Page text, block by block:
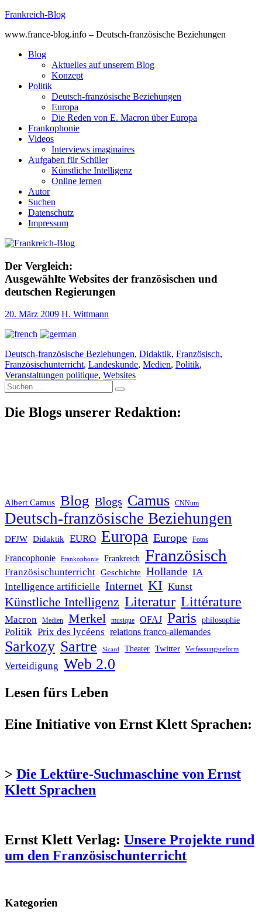
Skip
content
Frankreich-Blog
www.france-blog.info – Deutsch-französische Beziehungen
Blog
Aktuelles auf unserem Blog
Konzept
Politik
Deutsch-französische Beziehungen
Europa
Die Reden von E. Macron über Europa
Frankophonie
Videos
Interviews imaginaires
Aufgaben für Schüler
Künstliche Intelligenz
Online lernen
Autor
Suchen
Datenschutz
Impressum
Der Vergleich:
Ausgewählte Websites der französischen und
deutschen Regierungen
20. März 2009 H. Wittmann
Deutsch-französische Beziehungen, Didaktik, Französisch,
Französischunterricht, Landeskunde, Medien, Politik,
Veranstaltungen politique, Websites
Suche
nach:
Die Blogs unserer Redaktion:
Albert Camus Blog Blogs Camus CNNum
Deutsch-französische Beziehungen
DFJW Didaktik EURO Europa Europe Fotos
Francophonie Frankophonie Frankreich Französisch
Französischunterricht Geschichte Hollande IA
Intelligence artificielle Internet KI Kunst
Künstliche Intelligenz Literatur Littérature
Macron Medien Merkel musique OFAJ Paris philosophie
Politik Prix des lycéens relations franco-allemandes
Sarkozy Sartre Sicard Theater Twitter Verfassungsreform
Verteidigung Web 2.0
Lesen fürs Leben
Eine Initiative von Ernst Klett Sprachen:
> Die Lektüre-Suchmaschine von Ernst
Klett Sprachen
Ernst Klett Verlag: Unsere Projekte rund
um den Französischunterricht
Kategorien